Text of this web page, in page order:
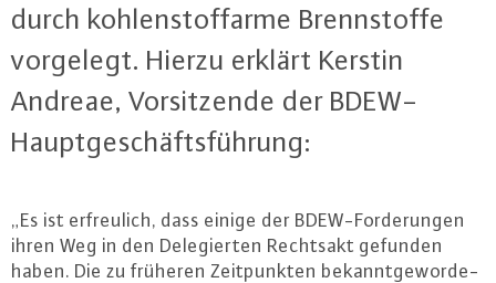
durch koh­len­stoff­ar­me Brenn­stof­fe
vorgelegt. Hierzu erklärt Kerstin
Andreae, Vor­sit­zen­de der BDEW-
Haupt­ge­schäfts­füh­rung:
„Es ist er­freu­lich, dass einige der BDEW-For­de­run­gen
ihren Weg in den De­le­gier­ten Rechtsakt gefunden
haben. Die zu früheren Zeit­punk­ten be­kannt­ge­wor­de­